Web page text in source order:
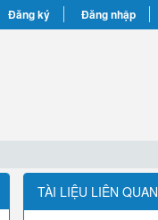
Đăng ký Đăng nhập
TÀI LIỆU LIÊN QUAN